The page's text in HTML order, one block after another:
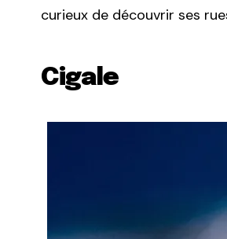
curieux de découvrir ses
Cigale